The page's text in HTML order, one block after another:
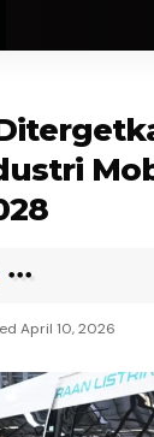
April 10, 2026